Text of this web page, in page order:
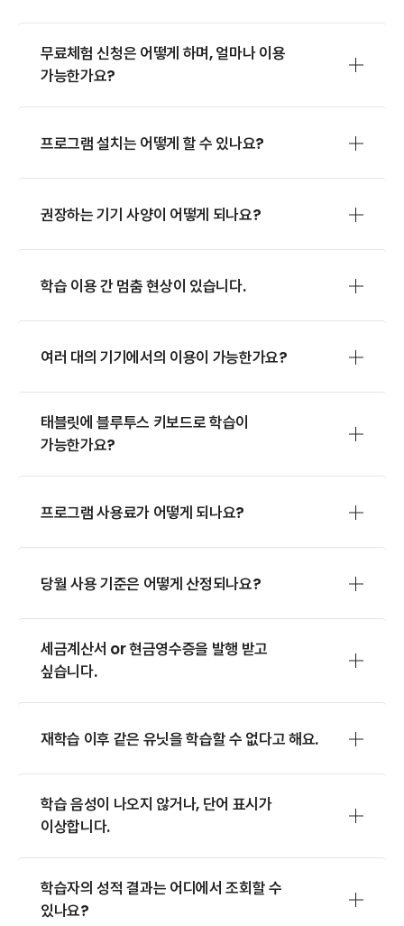
무료체험 신청은 어떻게 하며, 얼마나 이용
가능한가요?
프로그램 설치는 어떻게 할 수 있나요?
권장하는 기기 사양이 어떻게 되나요?
학습 이용 간 멈춤 현상이 있습니다.
여러 대의 기기에서의 이용이 가능한가요?
태블릿에 블루투스 키보드로 학습이
가능한가요?
프로그램 사용료가 어떻게 되나요?
당월 사용 기준은 어떻게 산정되나요?
세금계산서 or 현금영수증을 발행 받고
싶습니다.
재학습 이후 같은 유닛을 학습할 수 없다고 해요.
학습 음성이 나오지 않거나, 단어 표시가
이상합니다.
학습자의 성적 결과는 어디에서 조회할 수
있나요?